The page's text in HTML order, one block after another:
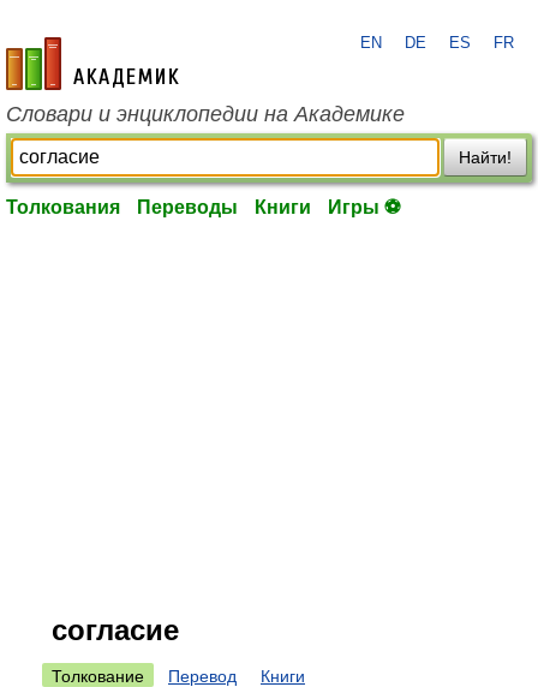
academic.ru
EN DE ES FR
Словари и энциклопедии на Академике
Найти!
Толкования Переводы Книги Игры ⚽
согласие
Толкование Перевод Книги